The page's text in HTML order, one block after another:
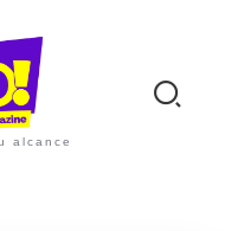
alcance